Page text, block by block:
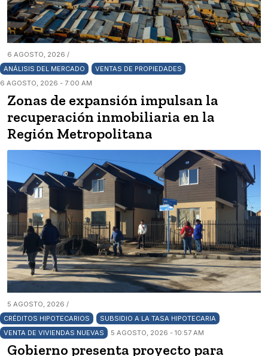
6 AGOSTO, 2026 /
ANÁLISIS DEL MERCADO
VENTAS DE PROPIEDADES
6 AGOSTO, 2026 - 7:00 AM
Zonas de expansión impulsan la
recuperación inmobiliaria en la
Región Metropolitana
5 AGOSTO, 2026 /
CRÉDITOS HIPOTECARIOS
SUBSIDIO A LA TASA HIPOTECARIA
VENTA DE VIVIENDAS NUEVAS
5 AGOSTO, 2026 - 10:57 AM
Gobierno presenta proyecto para